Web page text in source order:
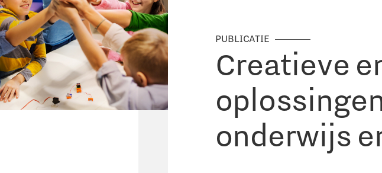
PUBLICATIE
Creatieve
onderwijs